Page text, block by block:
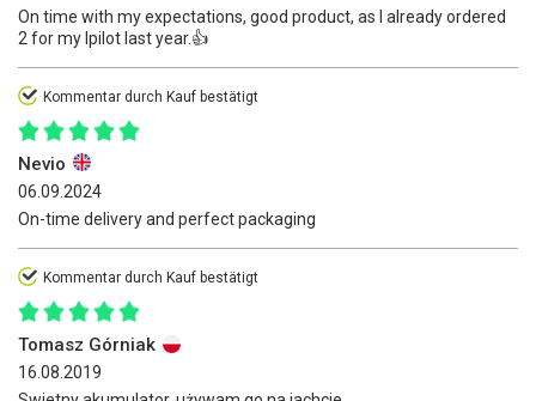
On time with my expectations, good product, as I already ordered
2 for my Ipilot last year.👍
Kommentar durch Kauf bestätigt
Nevio
06.09.2024
On-time delivery and perfect packaging
Kommentar durch Kauf bestätigt
Tomasz Górniak
16.08.2019